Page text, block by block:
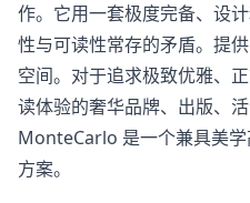
作。它用一套极度完备、设
性与可读性常存的矛盾。提
空间。对于追求极致优雅、
读体验的奢华品牌、出版、活
MonteCarlo 是一个兼具美
方案。